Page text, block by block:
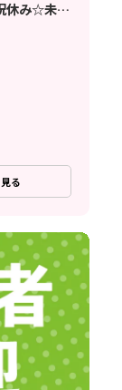
休み☆未経
る